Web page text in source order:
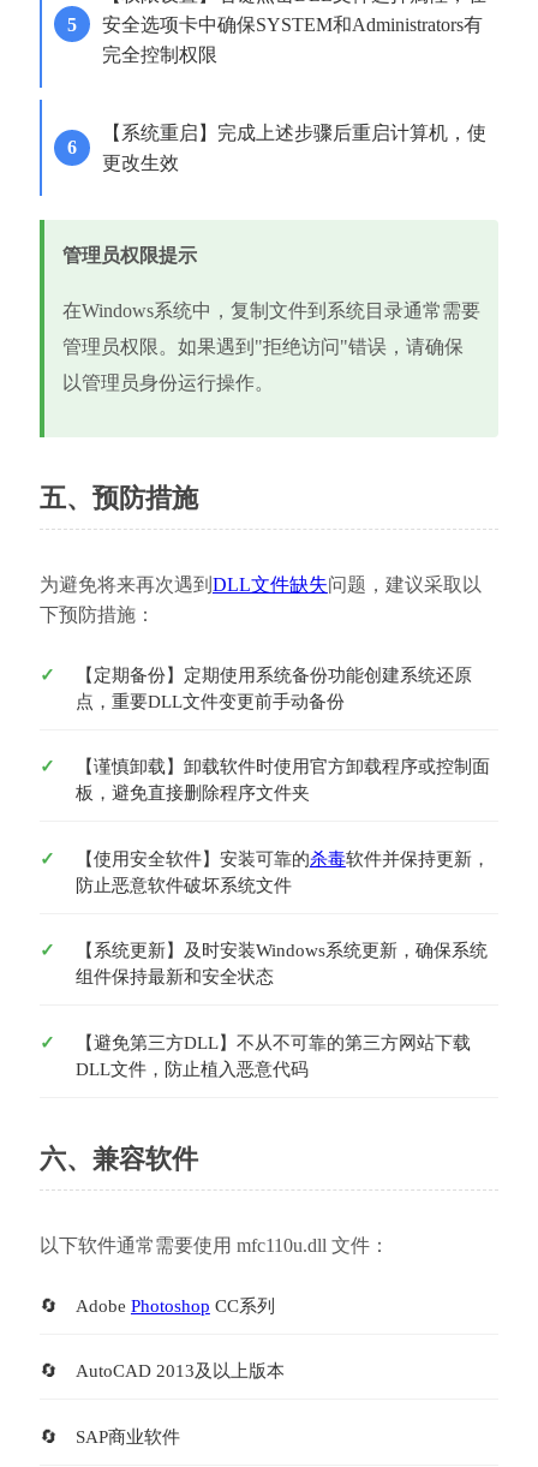
安全选项卡中确保SYSTEM和Administrators有
完全控制权限
【系统重启】完成上述步骤后重启计算机，使
更改生效
管理员权限提示
在Windows系统中，复制文件到系统目录通常需要
管理员权限。如果遇到"拒绝访问"错误，请确保
以管理员身份运行操作。
五、预防措施
为避免将来再次遇到 DLL文件缺失问题，建议采取以
下预防措施：
【定期备份】定期使用系统备份功能创建系统还原
点，重要DLL文件变更前手动备份
【谨慎卸载】卸载软件时使用官方卸载程序或控制面
板，避免直接删除程序文件夹
【使用安全软件】安装可靠的杀毒软件并保持更新，
防止恶意软件破坏系统文件
【系统更新】及时安装Windows系统更新，确保系统
组件保持最新和安全状态
【避免第三方DLL】不从不可靠的第三方网站下载
DLL文件，防止植入恶意代码
六、兼容软件
以下软件通常需要使用 mfc110u.dll 文件：
Adobe Photoshop CC系列
AutoCAD 2013及以上版本
SAP商业软件